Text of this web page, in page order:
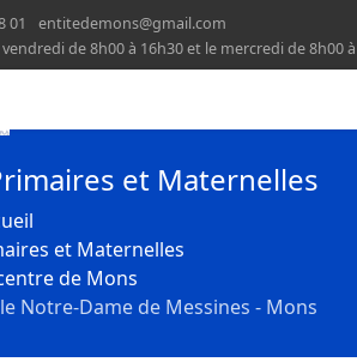
01
entitedemons@gmail.com
de 8h00 à 16h30 et le mercredi de 8h00
et Maternelles
et Maternelles
de Mons
Notre-Dame de Messines - Mons